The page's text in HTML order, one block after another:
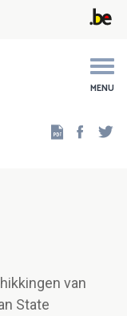
MENU
van
State